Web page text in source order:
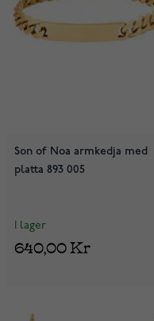
Son of Noa armkedja med
platta 893 005
I lager
640,00 Kr